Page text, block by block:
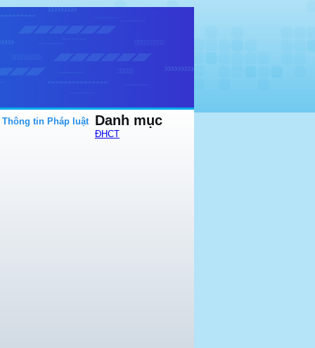
Thông tin Pháp luật Danh mục
ĐHCT